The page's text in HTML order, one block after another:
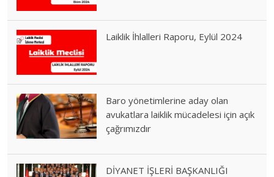
Laiklik İhlalleri Raporu, Eylül 2024
Baro yönetimlerine aday olan
avukatlara laiklik mücadelesi için açık
çağrımızdır
DİYANET İŞLERİ BAŞKANLIĞI